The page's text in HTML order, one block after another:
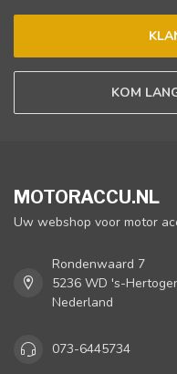
KOM
MOTORACCU.NL
Uw webshop voor motor
Rondenwaard 7
5236 WD 's-
Nederland
073-6445734